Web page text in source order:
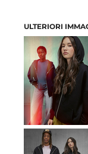
ULTERIORI